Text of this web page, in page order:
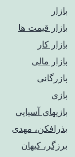
بازار
بازار قیمت ها
بازار کار
بازار مالی
بازرگانی
بازی
بازیهای آسیایی
بذرافکن، مهدی
برزگر، کیهان